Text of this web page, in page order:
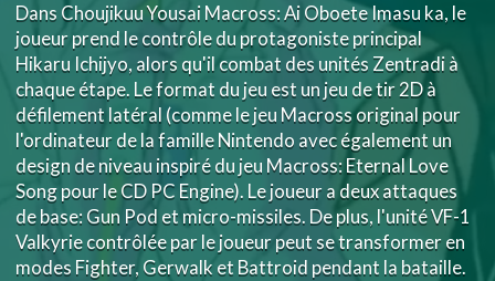
Dans Choujikuu Yousai Macross: Ai Oboete Imasu ka, le
joueur prend le contrôle du protagoniste principal
Hikaru Ichijyo, alors qu'il combat des unités Zentradi à
chaque étape. Le format du jeu est un jeu de tir 2D à
défilement latéral (comme le jeu Macross original pour
l'ordinateur de la famille Nintendo avec également un
design de niveau inspiré du jeu Macross: Eternal Love
Song pour le CD PC Engine). Le joueur a deux attaques
de base: Gun Pod et micro-missiles. De plus, l'unité VF-1
Valkyrie contrôlée par le joueur peut se transformer en
modes Fighter, Gerwalk et Battroid pendant la bataille.